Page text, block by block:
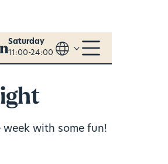
Saturday
11:00-24:00
week with some fun!